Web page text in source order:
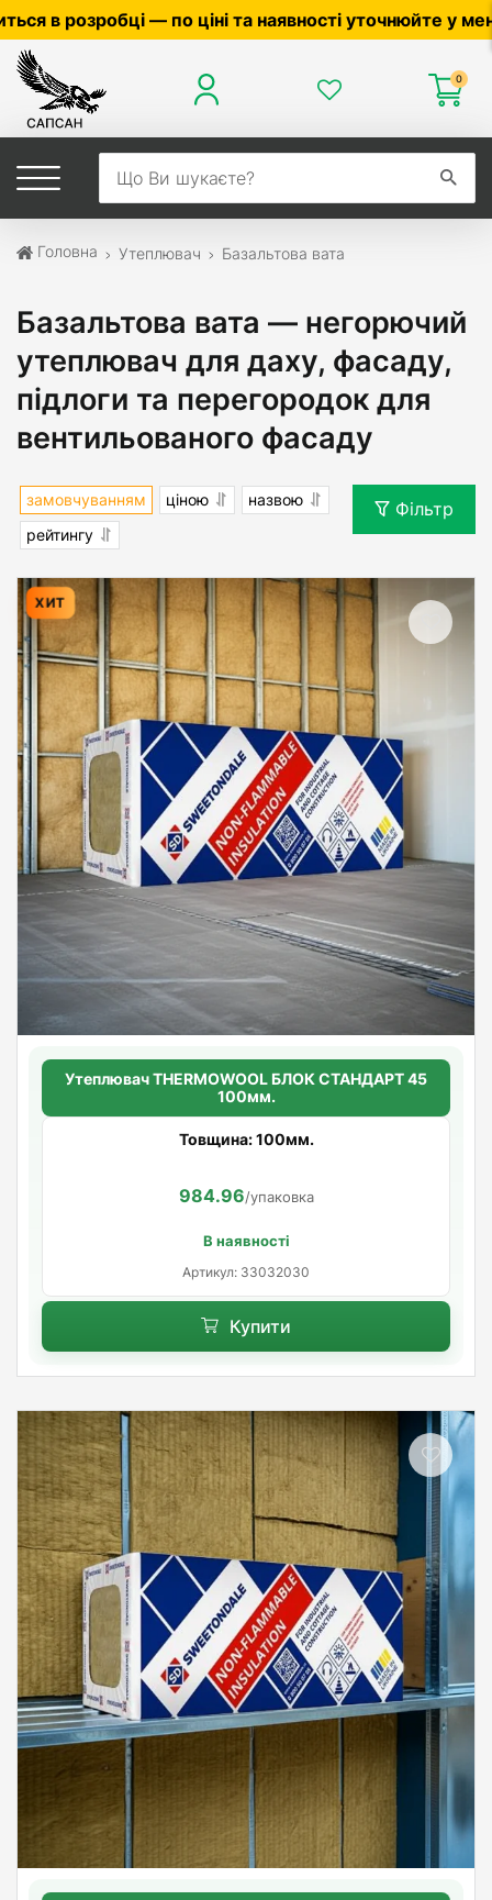
у менеджера ☎0503056010,0504042070
0
Головна Утеплювач Базальтова вата
Базальтова вата — негорючий
утеплювач для даху, фасаду,
підлоги та перегородок для
вентильованого фасаду
замовчуванням ціною
назвою
рейтингу
Фільтр
ХИТ
Утеплювач THERMOWOOL БЛОК СТАНДАРТ 45
100мм.
Товщина: 100мм.
984.96/упаковка
В наявності
Артикул: 33032030
Купити